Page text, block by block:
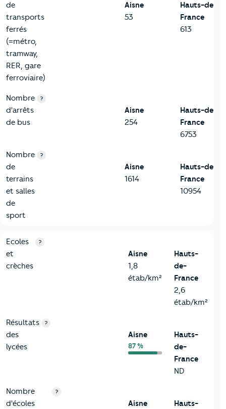
de
transports
ferrés
(=métro,
tramway,
RER, gare
ferroviaire)
Aisne
53
Hauts-de-
France
613
Nombre
d'arrêts
de bus
?
Aisne
254
Hauts-de-
France
6753
Nombre
de
terrains
et salles
de
sport
?
Aisne
1614
Hauts-de-
France
10954
4-Education
Critères
Ecoles
et
crèches
?
Aisne
1,8
étab/km²
Hauts-
de-
France
2,6
étab/km²
Résultats
des
lycées
?
Aisne
87 %
Hauts-
de-
France
ND
Nombre
d'écoles
?
Aisne
Hauts-